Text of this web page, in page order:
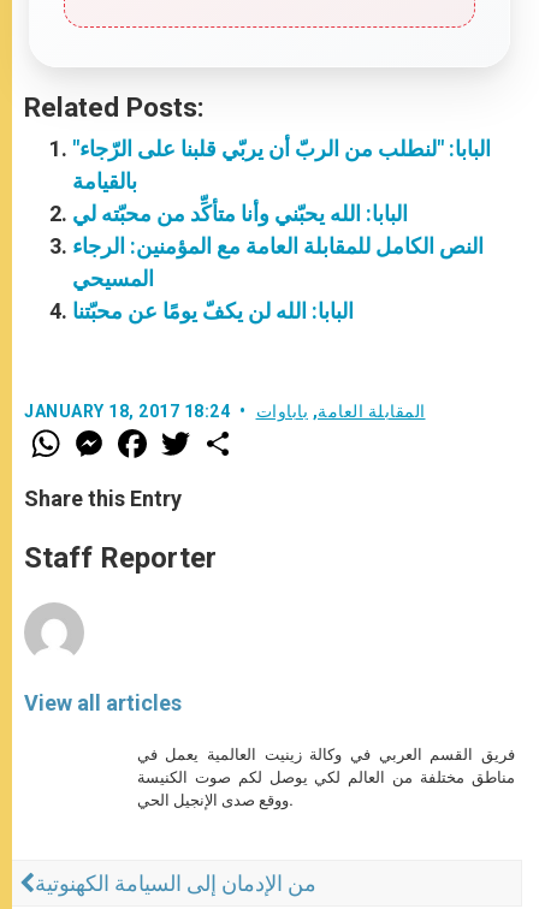
Related Posts:
"البابا: "لنطلب من الربّ أن يربّي قلبنا على الرّجاء
بالقيامة
البابا: الله يحبّني وأنا متأكِّد من محبّته لي
النص الكامل للمقابلة العامة مع المؤمنين: الرجاء
المسيحي
البابا: الله لن يكفّ يومًا عن محبّتنا
JANUARY 18, 2017 18:24 المقابلة العامة, باباوات
W
h
t
s
p
p
M
e
s
e
g
e
F
a
e
b
o
k
w
r
Share this Entry
Staff Reporter
View all articles
فريق القسم العربي في وكالة زينيت العالمية يعمل في
مناطق مختلفة من العالم لكي يوصل لكم صوت الكنيسة
ووقع صدى الإنجيل الحي.
من الإدمان إلى السيامة الكهنوتية